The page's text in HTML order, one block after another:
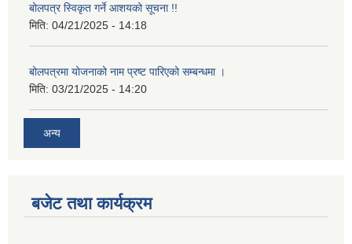
बोलपत्र स्विकृत गर्ने आशयको सूचना !!
मिति: 04/21/2025 - 14:18
बोलपत्रमा योजनाको नाम प्रष्ट पारिएको सम्बन्धमा ।
मिति: 03/21/2025 - 14:20
अन्य
बजेट तथा कार्यक्रम